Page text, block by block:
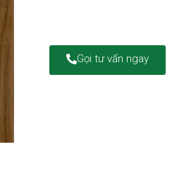
Gọi tư vấn ngay